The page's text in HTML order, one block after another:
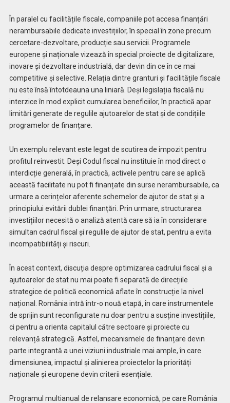
În paralel cu facilitățile fiscale, companiile pot accesa finanțări
nerambursabile dedicate investițiilor, în special în zone precum
cercetare-dezvoltare, producție sau servicii. Programele
europene și naționale vizează în special proiecte de digitalizare,
inovare și dezvoltare industrială, dar devin din ce în ce mai
competitive și selective. Relația dintre granturi și facilitățile fiscale
nu este însă întotdeauna una liniară. Deși legislația fiscală nu
interzice în mod explicit cumularea beneficiilor, în practică apar
limitări generate de regulile ajutoarelor de stat și de condițiile
programelor de finanțare.
Un exemplu relevant este legat de scutirea de impozit pentru
profitul reinvestit. Deși Codul fiscal nu instituie în mod direct o
interdicție generală, în practică, activele pentru care se aplică
această facilitate nu pot fi finanțate din surse nerambursabile, ca
urmare a cerințelor aferente schemelor de ajutor de stat și a
principiului evitării dublei finanțări. Prin urmare, structurarea
investițiilor necesită o analiză atentă care să ia în considerare
simultan cadrul fiscal și regulile de ajutor de stat, pentru a evita
incompatibilități și riscuri.
În acest context, discuția despre optimizarea cadrului fiscal și a
ajutoarelor de stat nu mai poate fi separată de direcțiile
strategice de politică economică aflate în construcție la nivel
național. România intră într-o nouă etapă, în care instrumentele
de sprijin sunt reconfigurate nu doar pentru a susține investițiile,
ci pentru a orienta capitalul către sectoare și proiecte cu
relevanță strategică. Astfel, mecanismele de finanțare devin
parte integrantă a unei viziuni industriale mai ample, în care
dimensiunea, impactul și alinierea proiectelor la priorități
naționale și europene devin criterii esențiale.
Programul multianual de relansare economică, pe care România